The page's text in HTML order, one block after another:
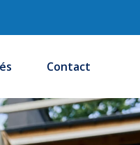
Contact